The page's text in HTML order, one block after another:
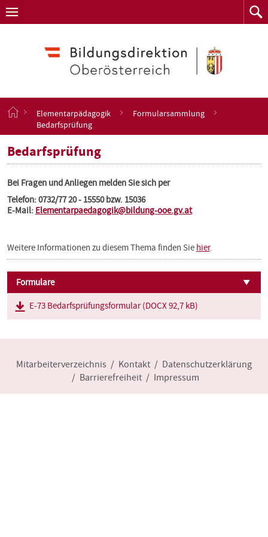
Zum
Inhalt
Navigation
Navigation
aufklappen
Zum
S
a
t
e
t
e
Elementarpädagogik
Formularsammlung
Bedarfsprüfung
Bedarfsprüfung
Bei Fragen und Anliegen melden Sie sich per
Telefon: 0732/77 20 - 15550 bzw. 15036
E-Mail: Elementarpaedagogik@bildung-ooe.gv.at
Weitere Informationen zu diesem Thema finden Sie hier.
Formulare
E-73 Bedarfsprüfungsformular (DOCX 92,7 kB)
Mitarbeiterverzeichnis Kontakt
Datenschutzerklärung
Barrierefreiheit
Impressum